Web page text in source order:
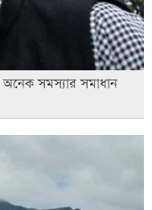
অনেক সমস্যার সমাধান